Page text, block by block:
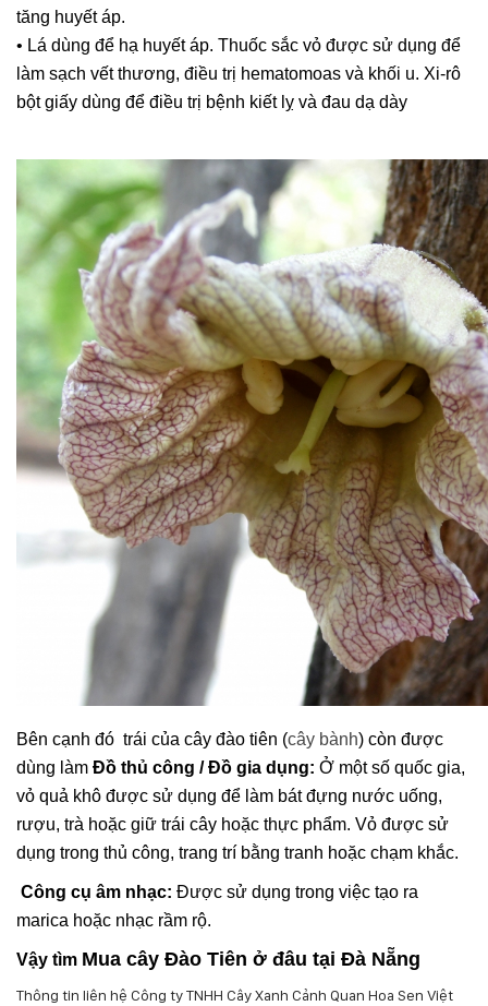
tăng huyết áp.
• Lá dùng để hạ huyết áp. Thuốc sắc vỏ được sử dụng để
làm sạch vết thương, điều trị hematomoas và khối u. Xi-rô
bột giấy dùng để điều trị bệnh kiết lỵ và đau dạ dày
Bên cạnh đó trái của cây đào tiên (cây bành) còn được
dùng làm Đồ thủ công / Đồ gia dụng: Ở một số quốc gia,
vỏ quả khô được sử dụng để làm bát đựng nước uống,
rượu, trà hoặc giữ trái cây hoặc thực phẩm. Vỏ được sử
dụng trong thủ công, trang trí bằng tranh hoặc chạm khắc.
Công cụ âm nhạc: Được sử dụng trong việc tạo ra
marica hoặc nhạc rầm rộ.
Vậy tìm Mua cây Đào Tiên ở đâu tại Đà Nẵng
Thông tin liên hệ Công ty TNHH Cây Xanh Cảnh Quan Hoa Sen Việt